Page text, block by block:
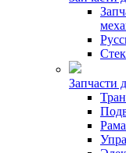
Запчасти
Рама